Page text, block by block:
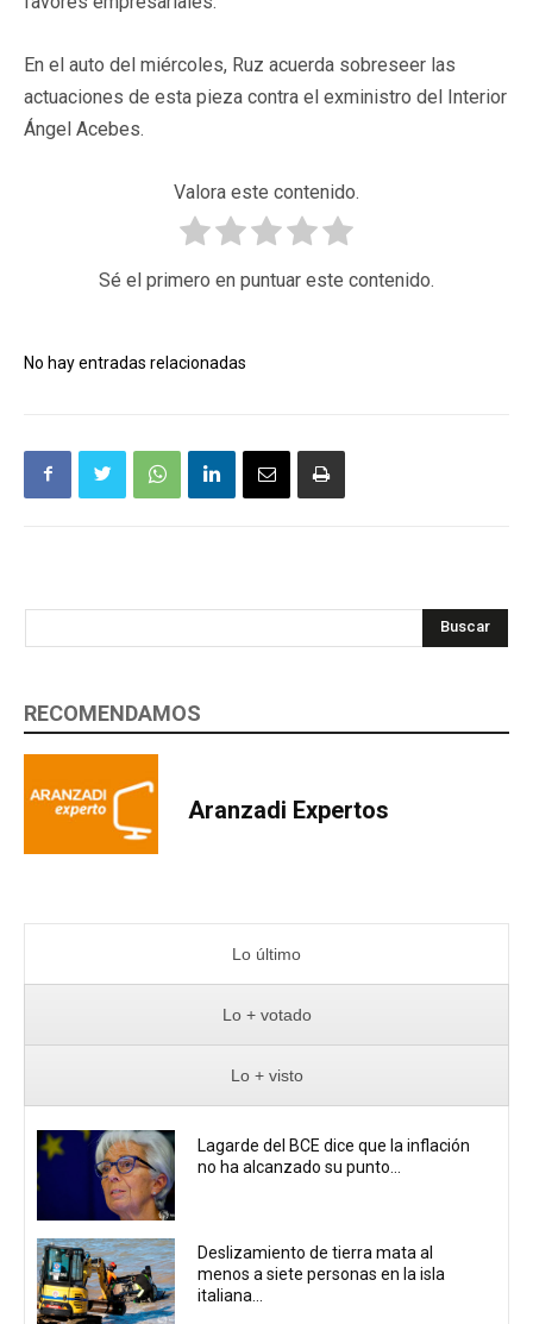
En el auto del miércoles, Ruz acuerda sobreseer las
actuaciones de esta pieza contra el exministro del Interior
Ángel Acebes.
Valora este contenido.
Sé el primero en puntuar este contenido.
No hay entradas relacionadas
Buscar
RECOMENDAMOS
Aranzadi Expertos
Lo último
Lo + votado
Lo + visto
Lagarde del BCE dice que la inflación
no ha alcanzado su punto...
Deslizamiento de tierra mata al
menos a siete personas en la isla
italiana...